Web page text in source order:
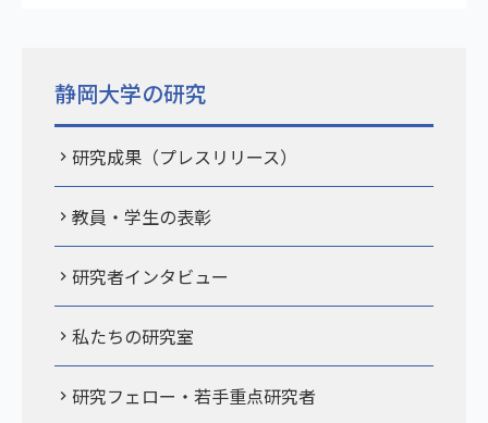
静岡大学の研究
研究成果（プレスリリース）
教員・学生の表彰
研究者インタビュー
私たちの研究室
研究フェロー・若手重点研究者